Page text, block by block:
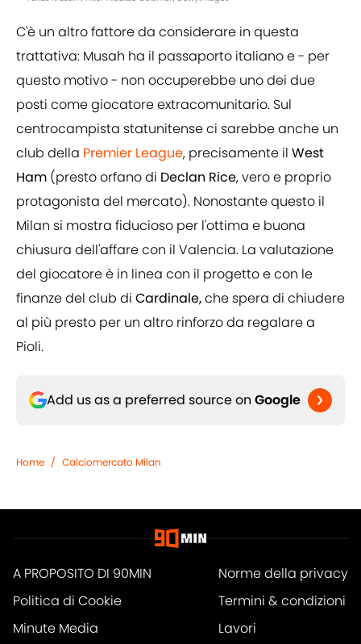
C'è un altro fattore da considerare in questa
trattativa: Musah ha il passaporto italiano e - per
questo motivo - non occuperebbe uno dei due
posti come giocatore extracomunitario. Sul
centrocampista statunitense ci sarebbe anche un
club della Premier League, precisamente il West
Ham (presto orfano di Declan Rice, vero e proprio
protagonista del mercato). Nonostante questo il
Milan si mostra fiducioso per l'ottima e buona
chiusura dell'affare con il Valencia. La valutazione
del giocatore è in linea con il progetto e con le
finanze del club di Cardinale,che spera di chiudere
al più presto per un altro rinforzo da regalare a
Pioli.
Add us as a preferred source on Google
Home / Calciomercato Milan
A PROPOSITO DI 90MIN
Norme della privacy
Politica di Cookie
Termini & condizioni
Minute Media
Lavori